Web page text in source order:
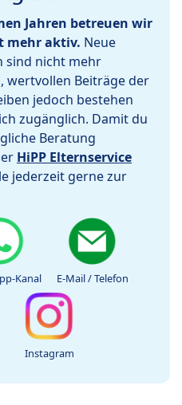
Jahren betreuen wir
mehr aktiv. Neue
sind nicht mehr
wertvollen Beiträge der
jedoch bestehen
zugänglich. Damit du
Beratung
HiPP Elternservice
jederzeit gerne zur
Kanal E-Mail / Telefon
Instagram